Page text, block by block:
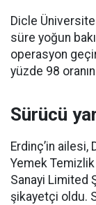
Dicle
süre yoğun
operasyon
yüzde 98
Sürücü
Erdinç’in ailesi,
Yemek
Sanayi Limited
şikayetçi oldu.